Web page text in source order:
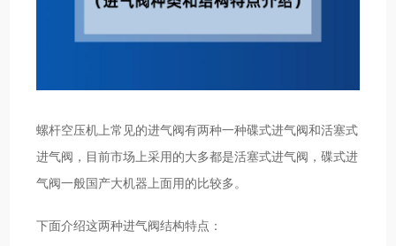
螺杆空压机上常见的进气阀有两种一种碟式进气阀和活塞式
进气阀，目前市场上采用的大多都是活塞式进气阀，碟式进
气阀一般国产大机器上面用的比较多。
下面介绍这两种进气阀结构特点：